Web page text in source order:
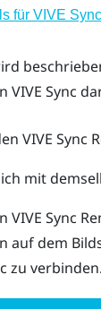
für VIVE Sync
VIVE Sync
VIVE Sync
mit
VIVE Sync
auf dem
zu verbinden.